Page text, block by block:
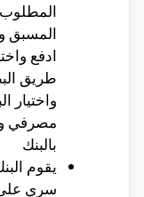
المطلوب
المسبق
ادفع
طريق
واختيار
مصرفي
بالبنك
يقوم
سري على